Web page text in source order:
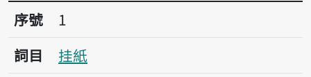
序號1挂紙
序號
1
詞目
挂紙